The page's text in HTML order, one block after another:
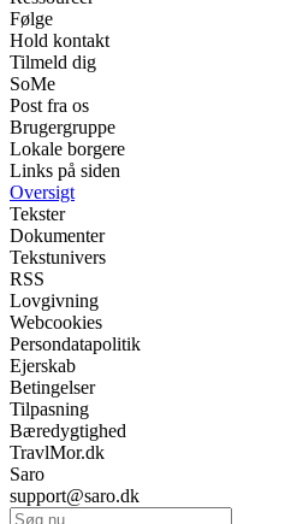
Følge
Hold kontakt
Tilmeld dig
SoMe
Post fra os
Brugergruppe
Lokale borgere
Links på siden
Oversigt
Tekster
Dokumenter
Tekstunivers
RSS
Lovgivning
Webcookies
Persondatapolitik
Ejerskab
Betingelser
Tilpasning
Bæredygtighed
TravlMor.dk
Saro
support@saro.dk